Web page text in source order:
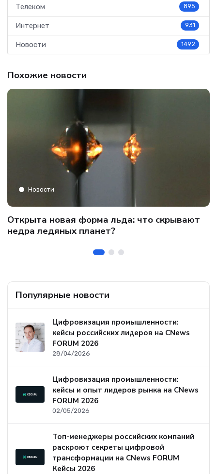
Телеком 895
Интернет 931
Новости 1492
Похожие новости
Новости
Открыта новая форма льда: что скрывают
недра ледяных планет?
Популярные новости
Цифровизация промышленности:
кейсы российских лидеров на CNews
FORUM 2026
28/04/2026
Цифровизация промышленности:
кейсы и опыт лидеров рынка на CNews
FORUM 2026
02/05/2026
Топ-менеджеры российских компаний
раскроют секреты цифровой
трансформации на CNews FORUM
Кейсы 2026